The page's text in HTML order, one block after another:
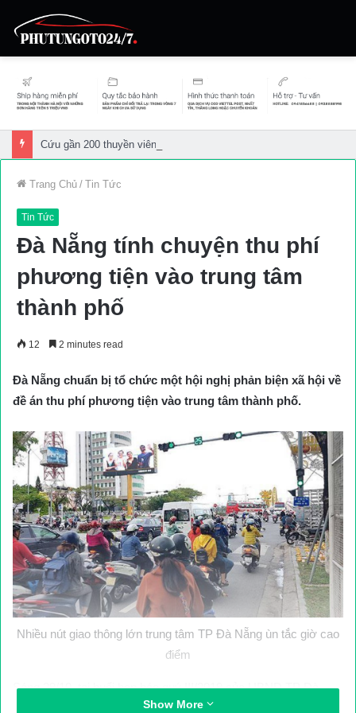
Cứu gần 200 thuyền viên gặp sự cố trên biển
Trang Chủ / Tin Tức
Tin Tức
Đà Nẵng tính chuyện thu phí
phương tiện vào trung tâm
thành phố
12 2 minutes read
Đà Nẵng chuẩn bị tổ chức một hội nghị phản biện xã hội về
đề án thu phí phương tiện vào trung tâm thành phố.
Nhiều nút giao thông lớn trung tâm TP Đà Nẵng ùn tắc giờ cao
điểm
Sáng 29/10, tại buổi họp báo quý III/2019 của UBND TP Đà
Nẵng, ông Lê Thành Hưng, Phó giám đốc Sở GTVT TP Đà
Show More